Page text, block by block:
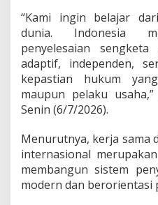
e
i
a
n
S
k
e
t
a
I
“Kami ingin belajar
dunia. Indonesia
penyelesaian
adaptif, independen,
kepastian hukum
maupun pelaku
Senin (6/7/2026).
Menurutnya, kerja sama
internasional
membangun sistem
modern dan berorientasi